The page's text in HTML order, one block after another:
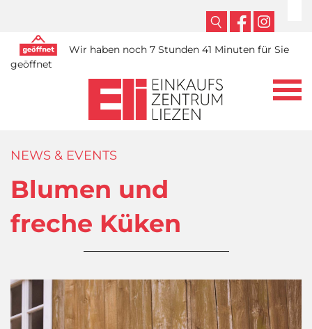
Wir haben noch 7 Stunden 41 Minuten für Sie
geöffnet
NEWS & EVENTS
Blumen und
freche Küken